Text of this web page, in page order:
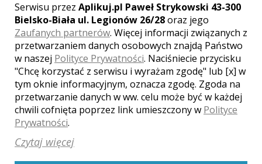
[ brak komentarzy ]
Zobacz także galerie
innych fotografów
Serwisu przez Aplikuj.pl Paweł Strykowski 43-300
Bielsko-Biała ul. Legionów 26/28oraz jego
Zaufanych partnerów. Więcej informacji związanych z
przetwarzaniem danych osobowych znajdą Państwo
w naszej Polityce Prywatności. Naciśniecie przycisku
"Chcę korzystać z serwisu i wyrażam zgodę" lub [x] w
tym oknie informacyjnym, oznacza zgodę. Zgoda na
przetwarzanie danych w ww. celu może być w każdej
chwili cofnięta poprzez link umieszczony w Polityce
Prywatności.
Czytaj więcej